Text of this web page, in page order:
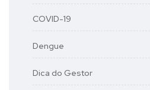
COVID-19
Dengue
Dica do Gestor